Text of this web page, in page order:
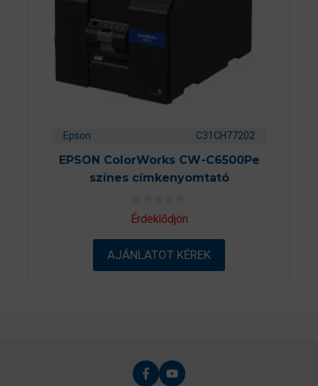
Epson C31CH77202
EPSON ColorWorks CW-C6500Pe
színes címkenyomtató
0
a
-
ő
Érdeklődjön
AJÁNLATOT KÉREK